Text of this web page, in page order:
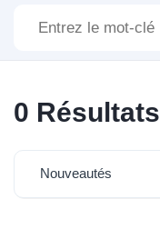
0 Résultats
Nouveautés